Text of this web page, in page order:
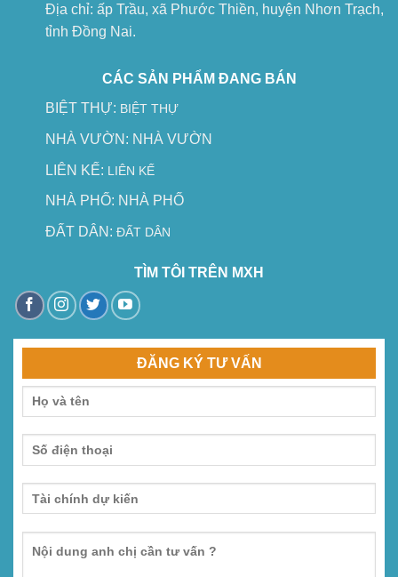
Địa chỉ: ấp Trầu, xã Phước Thiền, huyện Nhơn Trạch,
tỉnh Đồng Nai.
CÁC SẢN PHẨM ĐANG BÁN
BIỆT THỰ: BIỆT THỰ
NHÀ VƯỜN: NHÀ VƯỜN
LIÊN KẾ: LIÊN KẾ
NHÀ PHỐ: NHÀ PHỐ
ĐẤT DÂN: ĐẤT DÂN
TÌM TÔI TRÊN MXH
ĐĂNG KÝ TƯ VẤN